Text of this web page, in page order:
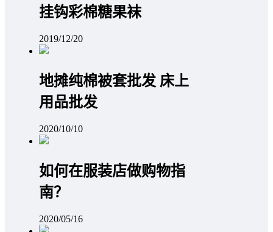
挂钩彩棉糖果袜
2019/12/20
地摊纯棉被套批发 床上
用品批发
2020/10/10
如何在服装店做购物指
南？
2020/05/16